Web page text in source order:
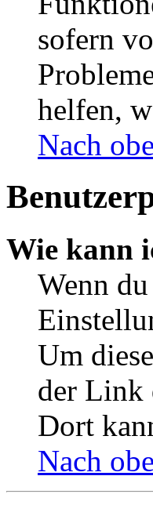
sofern
helfen,
Nach
Wie kann
Wenn
Um
der Link
Dort
Nach